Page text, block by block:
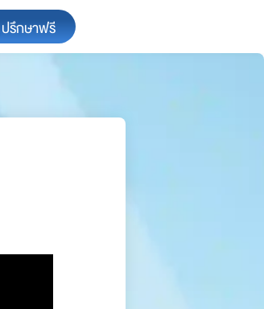
ปรึกษาฟรี